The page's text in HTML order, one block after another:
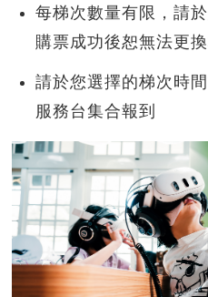
每梯次數量有限，請
購票成功後恕無法更
請於您選擇的梯次時
服務台集合報到